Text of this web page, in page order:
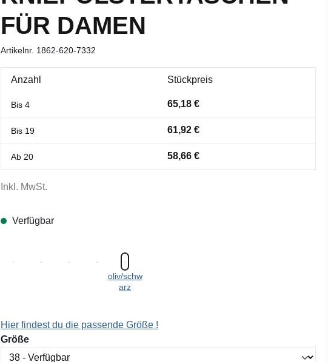
FÜR DAMEN
Artikelnr. 1862-620-7332
Anzahl Stückpreis
Bis 4 65,18 €
Bis 19 61,92 €
Ab 20 58,66 €
Inkl. MwSt.
Verfügbar
oliv/schw
arz
Hier findest du die passende Größe !
Größeauswählen